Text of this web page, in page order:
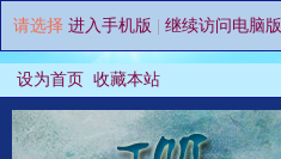
请选择 进入手机版 继续访问电脑版
设为首页 收藏本站